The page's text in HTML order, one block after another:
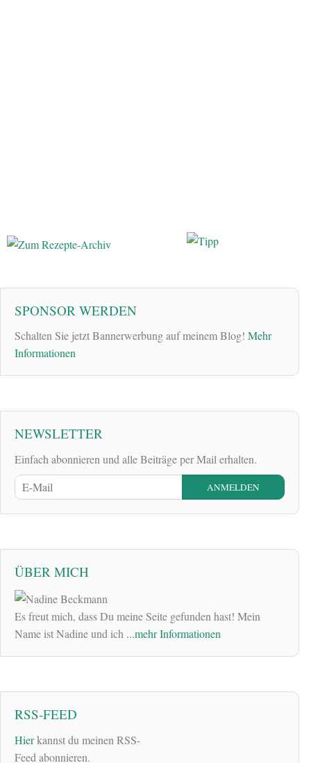
SPONSOR WERDEN
Schalten Sie jetzt Bannerwerbung auf meinem Blog! Mehr
Informationen
NEWSLETTER
Einfach abonnieren und alle Beiträge per Mail erhalten.
ÜBER MICH
Es freut mich, dass Du meine Seite gefunden hast! Mein
Name ist Nadine und ich ...mehr Informationen
RSS-FEED
Hierkannst du meinen RSS-
Feed abonnieren.